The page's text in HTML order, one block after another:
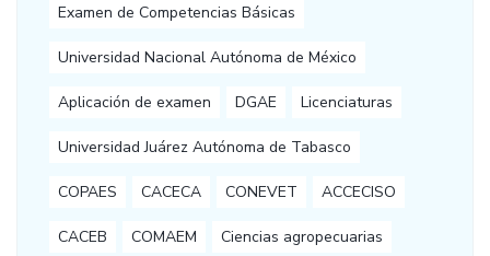
Examen de Competencias Básicas
Universidad Nacional Autónoma de México
Aplicación de examen DGAE Licenciaturas
Universidad Juárez Autónoma de Tabasco
COPAES CACECA CONEVET ACCECISO
CACEB COMAEM Ciencias agropecuarias